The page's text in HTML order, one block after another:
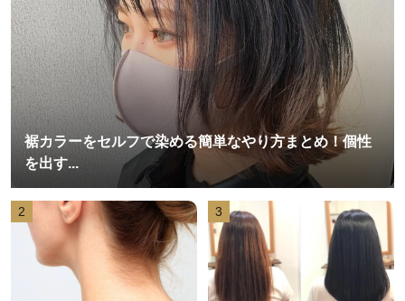
裾カラーをセルフで染める簡単なやり方まとめ！個性
を出す...
2 3